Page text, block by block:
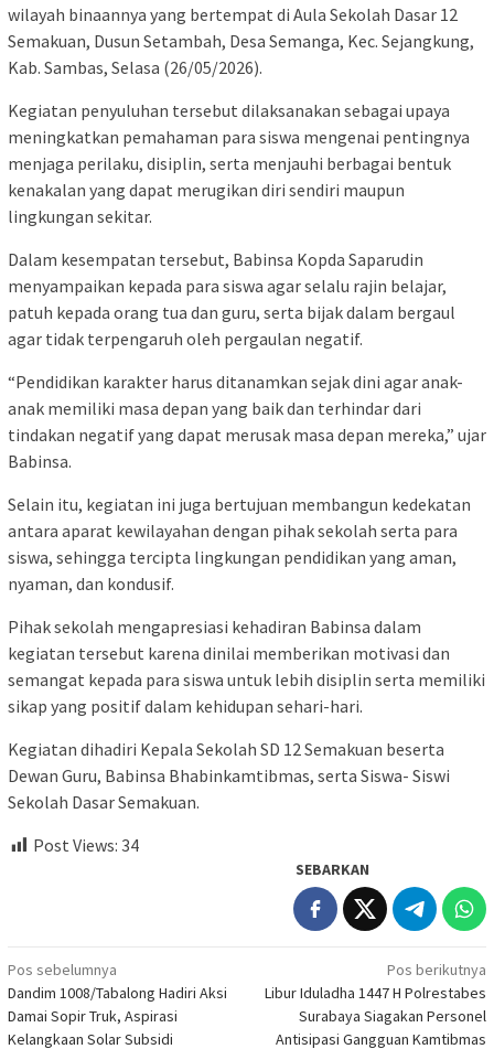
wilayah binaannya yang bertempat di Aula Sekolah Dasar 12
Semakuan, Dusun Setambah, Desa Semanga, Kec. Sejangkung,
Kab. Sambas, Selasa (26/05/2026).
Kegiatan penyuluhan tersebut dilaksanakan sebagai upaya
meningkatkan pemahaman para siswa mengenai pentingnya
menjaga perilaku, disiplin, serta menjauhi berbagai bentuk
kenakalan yang dapat merugikan diri sendiri maupun
lingkungan sekitar.
Dalam kesempatan tersebut, Babinsa Kopda Saparudin
menyampaikan kepada para siswa agar selalu rajin belajar,
patuh kepada orang tua dan guru, serta bijak dalam bergaul
agar tidak terpengaruh oleh pergaulan negatif.
“Pendidikan karakter harus ditanamkan sejak dini agar anak-
anak memiliki masa depan yang baik dan terhindar dari
tindakan negatif yang dapat merusak masa depan mereka,” ujar
Babinsa.
Selain itu, kegiatan ini juga bertujuan membangun kedekatan
antara aparat kewilayahan dengan pihak sekolah serta para
siswa, sehingga tercipta lingkungan pendidikan yang aman,
nyaman, dan kondusif.
Pihak sekolah mengapresiasi kehadiran Babinsa dalam
kegiatan tersebut karena dinilai memberikan motivasi dan
semangat kepada para siswa untuk lebih disiplin serta memiliki
sikap yang positif dalam kehidupan sehari-hari.
Kegiatan dihadiri Kepala Sekolah SD 12 Semakuan beserta
Dewan Guru, Babinsa Bhabinkamtibmas, serta Siswa- Siswi
Sekolah Dasar Semakuan.
Post Views: 34
SEBARKAN
Navigasi
pos
Pos sebelumnya
Dandim 1008/Tabalong Hadiri Aksi
Damai Sopir Truk, Aspirasi
Kelangkaan Solar Subsidi
Pos berikutnya
Libur Iduladha 1447 H Polrestabes
Surabaya Siagakan Personel
Antisipasi Gangguan Kamtibmas